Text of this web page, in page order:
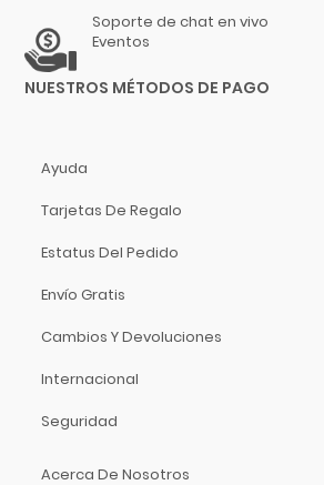
Hitachi
HK Audio
Hofner
Hosa Technology
IK Multimedia
Inter M
Istanbul Agop
Izmir
Juga
Soporte de chat en vivo
Eventos
NUESTROS MÉTODOS DE PAGO
Ayuda
Tarjetas De Regalo
Estatus Del Pedido
Envío Gratis
Cambios Y Devoluciones
Internacional
Seguridad
Acerca De Nosotros